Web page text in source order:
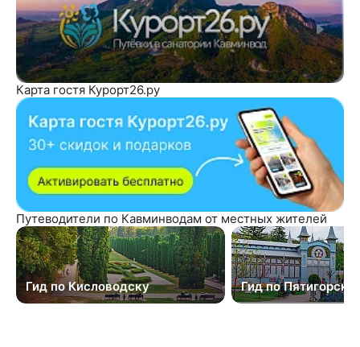
Карта гостя Курорт26.ру
Путеводители по Кавминводам от местных жителей
Гид по Кисловодску Гид по Пятигорску